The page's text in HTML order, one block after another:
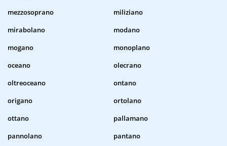
mezzosoprano
miliziano
mirabolano
modano
mogano
monoplano
oceano
olecrano
oltreoceano
ontano
origano
ortolano
ottano
pallamano
pannolano
pantano